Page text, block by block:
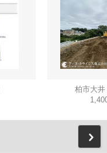
柏市大